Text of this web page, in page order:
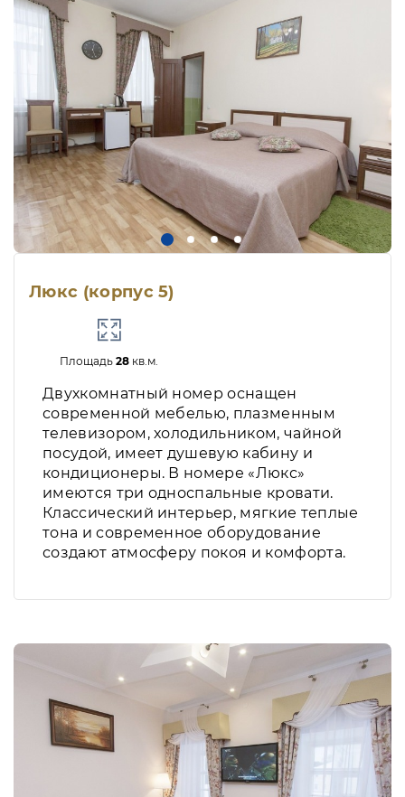
Люкс (корпус 5)
Площадь28 кв.м.
Двухкомнатный номер оснащен
современной мебелью, плазменным
телевизором, холодильником, чайной
посудой, имеет душевую кабину и
кондиционеры. В номере «Люкс»
имеются три односпальные кровати.
Классический интерьер, мягкие теплые
тона и современное оборудование
создают атмосферу покоя и комфорта.